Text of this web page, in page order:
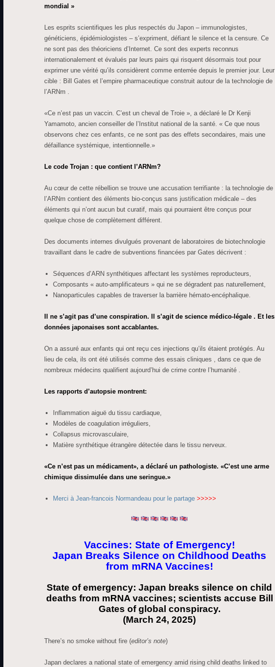
mondial »
Les esprits scientifiques les plus respectés du Japon – immunologistes,
généticiens, épidémiologistes – s’expriment, défiant le silence et la censure. Ce
ne sont pas des théoriciens d’Internet. Ce sont des experts reconnus
internationalement et évalués par leurs pairs qui risquent désormais tout pour
exprimer une vérité qu’ils considèrent comme enterrée depuis le premier jour. Leur
cible : Bill Gates et l’empire pharmaceutique construit autour de la technologie de
l’ARNm .
«Ce n’est pas un vaccin. C’est un cheval de Troie », a déclaré le Dr Kenji
Yamamoto, ancien conseiller de l’Institut national de la santé. « Ce que nous
observons chez ces enfants, ce ne sont pas des effets secondaires, mais une
défaillance systémique, intentionnelle.»
Le code Trojan : que contient l’ARNm?
Au cœur de cette rébellion se trouve une accusation terrifiante : la technologie de
l’ARNm contient des éléments bio-conçus sans justification médicale – des
éléments qui n’ont aucun but curatif, mais qui pourraient être conçus pour
quelque chose de complètement différent.
Des documents internes divulgués provenant de laboratoires de biotechnologie
travaillant dans le cadre de subventions financées par Gates décrivent :
Séquences d’ARN synthétiques affectant les systèmes reproducteurs,
Composants « auto-amplificateurs » qui ne se dégradent pas naturellement,
Nanoparticules capables de traverser la barrière hémato-encéphalique.
Il ne s’agit pas d’une conspiration. Il s’agit de science médico-légale . Et les
données japonaises sont accablantes.
On a assuré aux enfants qui ont reçu ces injections qu’ils étaient protégés. Au
lieu de cela, ils ont été utilisés comme des essais cliniques , dans ce que de
nombreux médecins qualifient aujourd’hui de crime contre l’humanité .
Les rapports d’autopsie montrent:
Inflammation aiguë du tissu cardiaque,
Modèles de coagulation irréguliers,
Collapsus microvasculaire,
Matière synthétique étrangère détectée dans le tissu nerveux.
«Ce n’est pas un médicament», a déclaré un pathologiste. «C’est une arme
chimique dissimulée dans une seringue.»
Merci à Jean-francois Normandeau pour le partage >>>>>
Vaccines: State of Emergency!
Japan Breaks Silence on Childhood Deaths
from mRNA Vaccines!
State of emergency: Japan breaks silence on child
deaths from mRNA vaccines; scientists accuse Bill
Gates of global conspiracy.
(March 24, 2025)
There’s no smoke without fire (editor’s note)
Japan declares a national state of emergency amid rising child deaths linked to